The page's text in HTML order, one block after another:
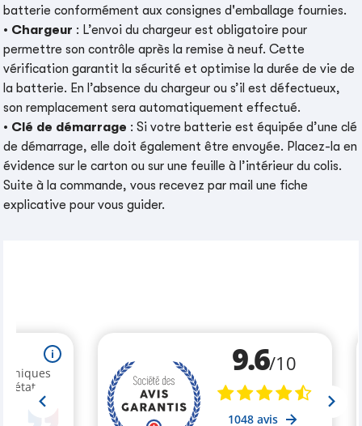
batterie conformément aux consignes d'emballage fournies.
• Chargeur : L’envoi du chargeur est obligatoire pour
permettre son contrôle après la remise à neuf. Cette
vérification garantit la sécurité et optimise la durée de vie de
la batterie. En l’absence du chargeur ou s’il est défectueux,
son remplacement sera automatiquement effectué.
• Clé de démarrage : Si votre batterie est équipée d’une clé
de démarrage, elle doit également être envoyée. Placez-la en
évidence sur le carton ou sur une feuille à l’intérieur du colis.
Suite à la commande, vous recevez par mail une fiche
explicative pour vous guider.